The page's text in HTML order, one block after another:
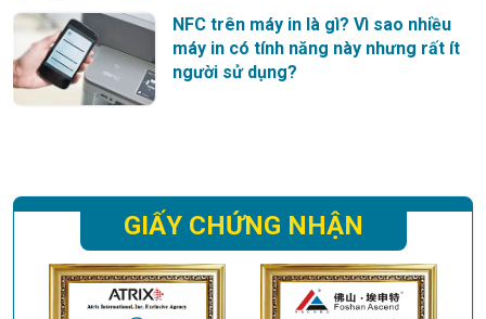
NFC trên máy in là gì? Vì sao nhiều
máy in có tính năng này nhưng rất ít
người sử dụng?
GIẤY CHỨNG NHẬN